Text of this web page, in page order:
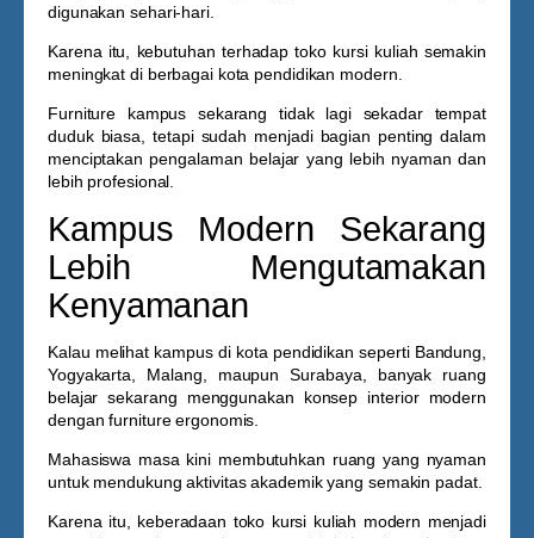
digunakan sehari-hari.
Karena itu, kebutuhan terhadaptoko kursi kuliah semakin
meningkat di berbagai kota pendidikan modern.
Furniture kampus sekarang tidak lagi sekadar tempat
duduk biasa, tetapi sudah menjadi bagian penting dalam
menciptakan pengalaman belajar yang lebih nyaman dan
lebih profesional.
Kampus Modern Sekarang
Lebih Mengutamakan
Kenyamanan
Kalau melihat kampus di kota pendidikan seperti Bandung,
Yogyakarta, Malang, maupun Surabaya, banyak ruang
belajar sekarang menggunakan konsep interior modern
dengan furniture ergonomis.
Mahasiswa masa kini membutuhkan ruang yang nyaman
untuk mendukung aktivitas akademik yang semakin padat.
Karena itu, keberadaan toko kursi kuliah modern menjadi